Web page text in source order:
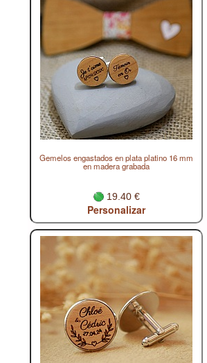
Gemelos engastados en plata platino 16 mm
en madera grabada
19.40 €
Personalizar